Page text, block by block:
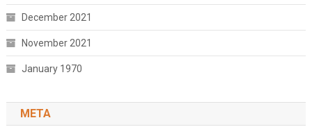
December 2021
November 2021
January 1970
META